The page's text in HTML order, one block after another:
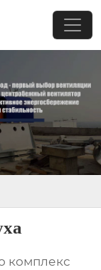
комплекс